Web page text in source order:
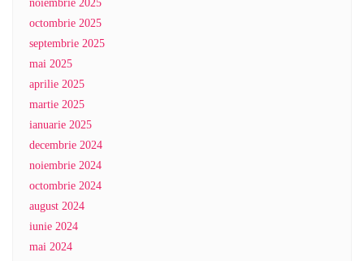
noiembrie 2025
octombrie 2025
septembrie 2025
mai 2025
aprilie 2025
martie 2025
ianuarie 2025
decembrie 2024
noiembrie 2024
octombrie 2024
august 2024
iunie 2024
mai 2024